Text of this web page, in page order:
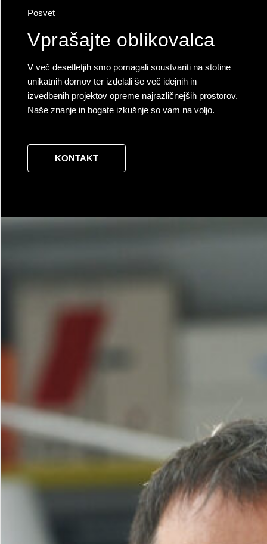
Posvet
Vprašajte oblikovalca
V več desetletjih smo pomagali soustvariti na stotine
unikatnih domov ter izdelali še več idejnih in
izvedbenih projektov opreme najrazličnejših prostorov.
Naše znanje in bogate izkušnje so vam na voljo.
KONTAKT